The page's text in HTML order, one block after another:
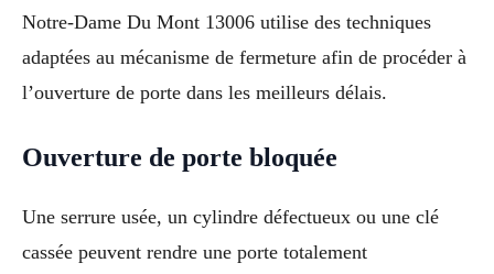
Notre-Dame Du Mont 13006 utilise des techniques
adaptées au mécanisme de fermeture afin de procéder à
l’ouverture de porte dans les meilleurs délais.
Ouverture de porte bloquée
Une serrure usée, un cylindre défectueux ou une clé
cassée peuvent rendre une porte totalement